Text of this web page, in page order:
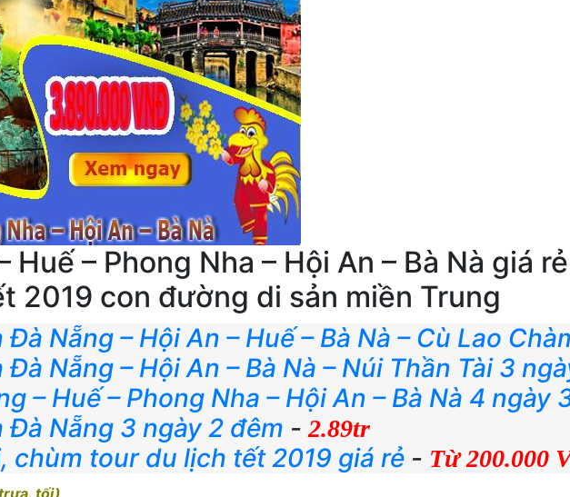
Huế – Phong Nha – Hội An – Bà Nà giá
2019 con đường di sản miền Trung
Nẵng – Hội An – Huế – Bà Nà – Cù Lao
Nẵng – Hội An – Bà Nà – Núi Thần Tài 3
– Huế – Phong Nha – Hội An – Bà Nà 4 ngày
Nẵng 3 ngày 2 đêm - 2.89tr
chùm tour du lịch tết 2019 giá rẻ - Từ 200.000
tối)